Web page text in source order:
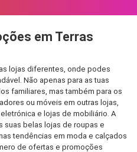
em Terras
lojas diferentes, onde podes
Não apenas para as tuas
familiares, mas também para os
ou móveis em outras lojas,
e lojas de mobiliário. A
suas belas lojas de roupas e
tendências em moda e calçados
de ofertas e promoções